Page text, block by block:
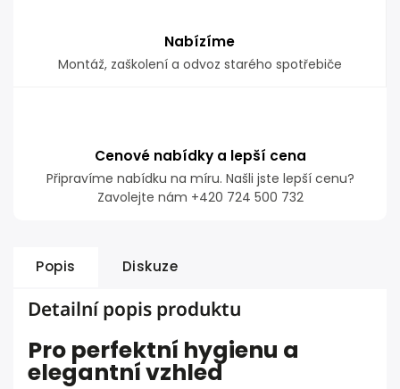
Nabízíme
Montáž, zaškolení a odvoz starého spotřebiče
Cenové nabídky a lepší cena
Připravíme nabídku na míru. Našli jste lepší cenu?
Zavolejte nám +420 724 500 732
Popis Diskuze
Detailní popis produktu
Pro perfektní hygienu a
elegantní vzhled